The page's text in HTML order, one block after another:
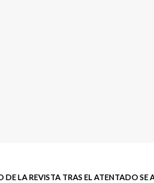
DE LA REVISTA TRAS EL ATENTADO